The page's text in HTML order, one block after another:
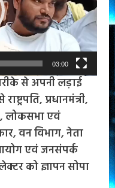
03:00
से अपनी लड़ाई
प्रधानमंत्री,
लोकसभा एवं
वन विभाग, नेता
आयोग एवं जनसंपर्क
को ज्ञापन सोपा